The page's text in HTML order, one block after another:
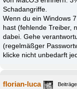
Schadangriffe.
Wenn du ein Windows
hast (fehlende Treiber,
dabei. Gehe
(regelmäßger
klicke nicht unbedarft
florian-luca